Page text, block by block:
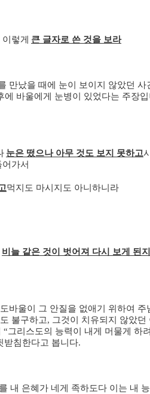
렇게 큰 글자로 쓴 것을 보라
만났을 때에 눈이 보이지 않았던 사
에 바울에게 눈병이 있었다는 주장
눈은 떴으나 아무 것도 보지 못하고
가서
먹지도 마시지도 아니하니라
비늘 같은 것이 벗어져 다시 보게 된
바울이 그 안질을 없애기 위하여 주
불구하고, 그것이 치유되지 않았던
“그리스도의 능력이 내게 머물게 하
받침한다고 봅니다.
내 은혜가 네게 족하도다 이는 내